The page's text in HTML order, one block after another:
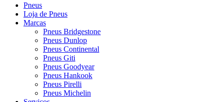
Pneus
Loja de Pneus
Marcas
Pneus Bridgestone
Pneus Dunlop
Pneus Continental
Pneus Giti
Pneus Goodyear
Pneus Hankook
Pneus Pirelli
Pneus Michelin